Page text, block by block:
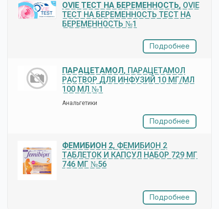
OVIE ТЕСТ НА БЕРЕМЕННОСТЬ, OVIE
ТЕСТ НА БЕРЕМЕННОСТЬ ТЕСТ НА
БЕРЕМЕННОСТЬ №1
Подробнее
ПАРАЦЕТАМОЛ , ПАРАЦЕТАМОЛ
РАСТВОР ДЛЯ ИНФУЗИЙ 10 МГ/МЛ
100 МЛ №1
Анальгетики
Подробнее
ФЕМИБИОН 2, ФЕМИБИОН 2
ТАБЛЕТОК И КАПСУЛ НАБОР 729 МГ
746 МГ №56
Подробнее